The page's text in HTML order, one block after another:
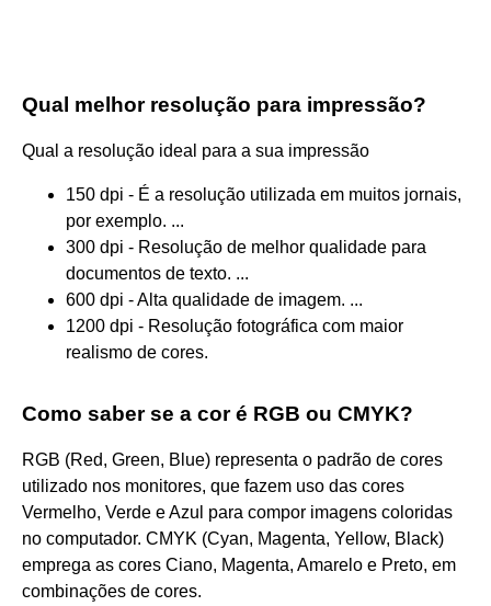
Qual melhor resolução para impressão?
Qual a resolução ideal para a sua impressão
150 dpi - É a resolução utilizada em muitos jornais,
por exemplo. ...
300 dpi - Resolução de melhor qualidade para
documentos de texto. ...
600 dpi - Alta qualidade de imagem. ...
1200 dpi - Resolução fotográfica com maior
realismo de cores.
Como saber se a cor é RGB ou CMYK?
RGB (Red, Green, Blue) representa o padrão de cores
utilizado nos monitores, que fazem uso das cores
Vermelho, Verde e Azul para compor imagens coloridas
no computador. CMYK (Cyan, Magenta, Yellow, Black)
emprega as cores Ciano, Magenta, Amarelo e Preto, em
combinações de cores.